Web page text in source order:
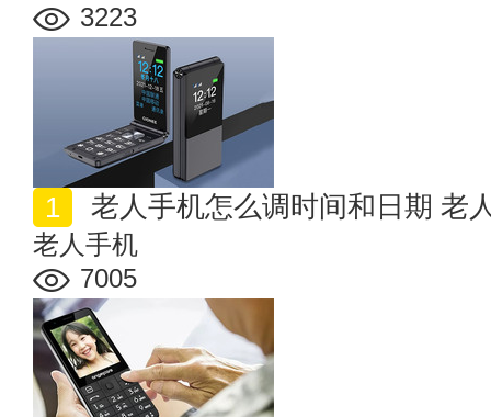
3223
老人手机怎么调时间和日期 老
老人手机
7005